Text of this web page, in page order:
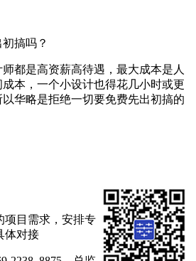
搞吗？
都是高资薪高待遇，最大成本是人
本，一个小设计也得花几小时或更
华略是拒绝一切要免费先出初搞的
项目需求，安排专
体对接